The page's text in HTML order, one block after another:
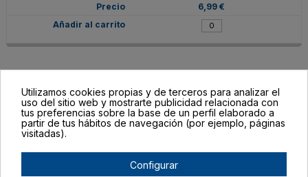
6,99 €
Utilizamos cookies propias y de terceros para analizar el
uso del sitio web y mostrarte publicidad relacionada con
tus preferencias sobre la base de un perfil elaborado a
partir de tus hábitos de navegación (por ejemplo, páginas
visitadas).
Configurar